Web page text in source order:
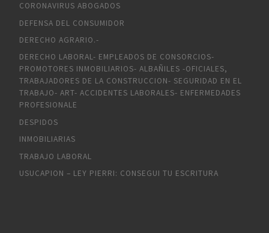
CORONAVIRUS ABOGADOS
DEFENSA DEL CONSUMIDOR
DERECHO AGRARIO.-
DERECHO LABORAL- EMPLEADOS DE CONSORCIOS-
PROMOTORES INMOBILIARIOS- ALBAÑILES -OFICIALES,
TRABAJADORES DE LA CONSTRUCCION- SEGURIDAD EN EL
TRABAJO- ART- ACCIDENTES LABORALES- ENFERMEDADES
PROFESIONALE
DESPIDOS
INMOBILIARIAS
TRABAJO LABORAL
USUCAPION – LEY PIERRI: CONSEGUI TU ESCRITURA